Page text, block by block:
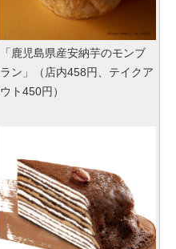
「鹿児島県産安納芋のモンブ
ラン」（店内458円、テイクア
ウト450円）